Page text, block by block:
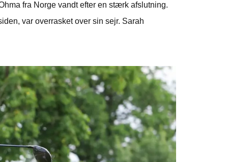
fra Norge vandt efter en stærk afslutning.
var overrasket over sin sejr. Sarah